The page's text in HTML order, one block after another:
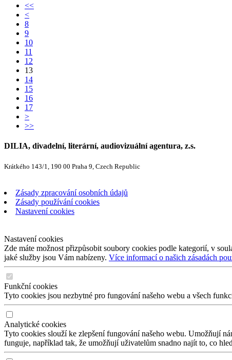
<<
<
8
9
10
11
12
13
14
15
16
17
>
>>
DILIA, divadelní, literární, audiovizuální agentura, z.s.
Krátkého 143/1, 190 00 Praha 9, Czech Republic
Zásady zpracování osobních údajů
Zásady používání cookies
Nastavení cookies
Nastavení cookies
Zde máte možnost přizpůsobit soubory cookies podle kategorií, v
jaké služby jsou Vám nabízeny. Více informací o našich zásadách
Funkční cookies
Tyto cookies jsou nezbytné pro fungování našeho webu a všech
Analytické cookies
Tyto cookies slouží ke zlepšení fungování našeho webu. Umožňují
funguje, například tak, že umožňují uživatelům snadno najít to, co